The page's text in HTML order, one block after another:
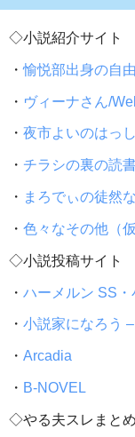
◇小説紹介サイト
・愉悦部出身の自
・ ヴィーナさん/
・ 夜市よいのはっ
・ チラシの裏の読
・ まろでぃの徒然
・ 色々なその他（仮
◇小説投稿サイト
・ ハーメルン SS・
・ 小説家になろう
・ Arcadia
・ B-NOVEL
◇やる夫スレまと